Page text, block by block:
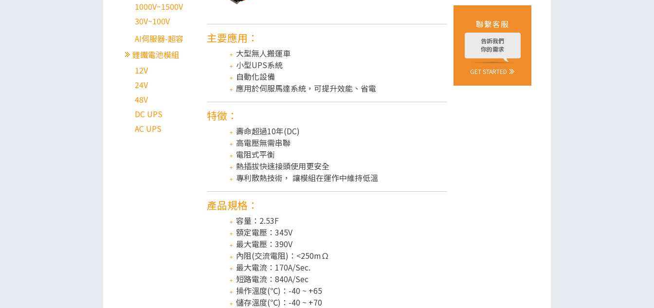
1000V~1500V
30V~100V
AI伺服器-超容
鋰鐵電池模組
12V
24V
48V
DC UPS
AC UPS
主要應用：
大型無人搬運車
小型UPS系統
自動化設備
應用於伺服馬達系統，可提升效能、省電
特徵：
壽命超過10年(DC)
高電壓無需串聯
電阻式平衡
熱插拔快速接頭使用更安全
專利散熱技術， 讓模組在運作中維持低溫
產品規格：
容量：2.53F
額定電壓：345V
最大電壓：390V
內阻(交流電阻)：<250mΩ
最大電流：170A/Sec.
短路電流：840A/Sec
操作溫度(℃)：-40 ~ +65
儲存溫度(℃)：-40 ~ +70
聯繫客服
告訴我們
你的需求
GET STARTED